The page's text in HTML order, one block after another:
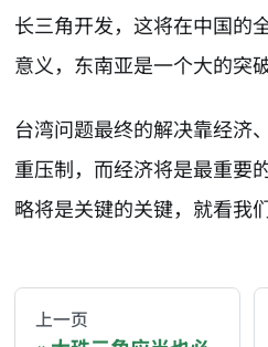
长三角开发，这将在中国的
意义，东南亚是一个大的突
台湾问题最终的解决靠经济
重压制，而经济将是最重
略将是关键的关键，就看我
You are reading a page
上一页